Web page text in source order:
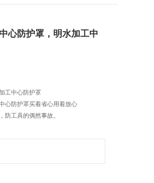
心防护罩，明水加工中
工中心防护罩
心防护罩买着省心用着放心
防工具的偶然事故。
音。